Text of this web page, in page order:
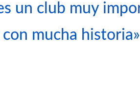
un club muy
mucha historia»